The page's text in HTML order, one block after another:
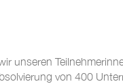
unseren
von 400